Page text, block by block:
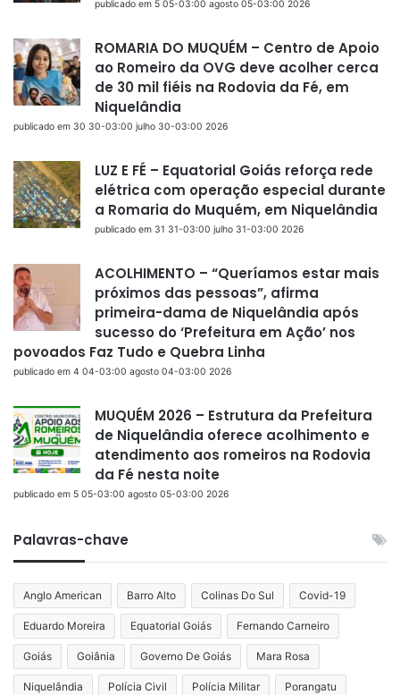
publicado em 5 05-03:00 agosto 05-03:00 2026
ROMARIA DO MUQUÉM – Centro de Apoio
ao Romeiro da OVG deve acolher cerca
de 30 mil fiéis na Rodovia da Fé, em
Niquelândia
publicado em 30 30-03:00 julho 30-03:00 2026
LUZ E FÉ – Equatorial Goiás reforça rede
elétrica com operação especial durante
a Romaria do Muquém, em Niquelândia
publicado em 31 31-03:00 julho 31-03:00 2026
ACOLHIMENTO – “Queríamos estar mais
próximos das pessoas”, afirma
primeira-dama de Niquelândia após
sucesso do ‘Prefeitura em Ação’ nos
povoados Faz Tudo e Quebra Linha
publicado em 4 04-03:00 agosto 04-03:00 2026
MUQUÉM 2026 – Estrutura da Prefeitura
de Niquelândia oferece acolhimento e
atendimento aos romeiros na Rodovia
da Fé nesta noite
publicado em 5 05-03:00 agosto 05-03:00 2026
Palavras-chave
Anglo American Barro Alto Colinas Do Sul Covid-19
Eduardo Moreira Equatorial Goiás Fernando Carneiro
Goiás Goiânia Governo De Goiás Mara Rosa
Niquelândia Polícia Civil Polícia Militar Porangatu